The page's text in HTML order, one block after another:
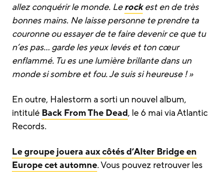
allez conquérir le monde. Lerockest en de très
bonnes mains. Ne laisse personne te prendre ta
couronne ou essayer de te faire devenir ce que tu
n’es pas… garde les yeux levés et ton cœur
enflammé. Tu es une lumière brillante dans un
monde si sombre et fou. Je suis si heureuse ! »
En outre, Halestorm a sorti un nouvel album,
intitulé Back From The Dead, le 6 mai via Atlantic
Records.
Le groupe jouera aux côtés d’Alter Bridge en
Europe cet automne. Vous pouvez retrouver les